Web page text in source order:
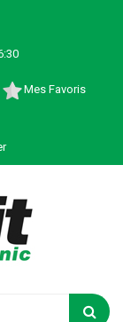
Mes Favoris